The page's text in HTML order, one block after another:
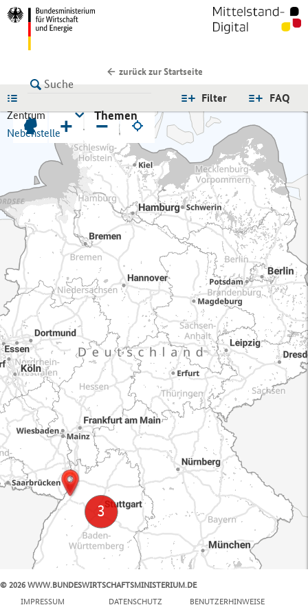
zurück zur Startseite
FAQ
Filter
Zentrum
Nebenstelle
Themen
+ −
© 2026 WWW.BUNDESWIRTSCHAFTSMINISTERIUM.DE
IMPRESSUM
DATENSCHUTZ BENUTZERHINWEISE